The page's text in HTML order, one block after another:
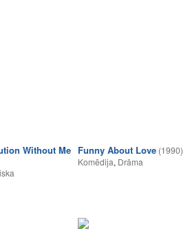
Without Me Funny About Love (1990)
Komēdija, Drāma